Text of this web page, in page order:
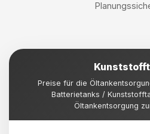
Preise für die
Batterietanks /
Öltankentsorgung